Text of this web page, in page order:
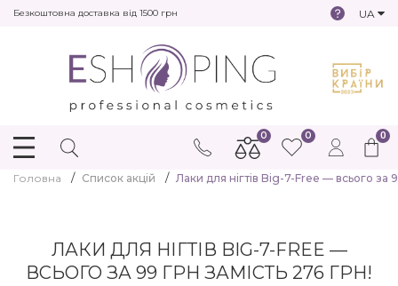
Безкоштовна доставка від 1500 грн UA
0
0 0
Головна Список акцій Лаки для нігтів Big-7-Free — всього за
ЛАКИ ДЛЯ НІГТІВ BIG-7-FREE —
ВСЬОГО ЗА 99 ГРН ЗАМІСТЬ 276 ГРН!